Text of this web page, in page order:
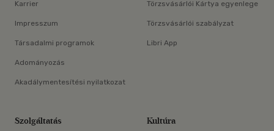
Karrier
Impresszum
Társadalmi programok
Adományozás
Akadálymentesítési nyilatkozat
Törzsvásárlói Kártya egyenlege
Törzsvásárlói szabályzat
Libri App
Szolgáltatás Kultúra